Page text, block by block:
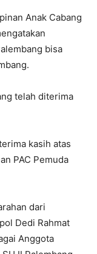
Anak Cabang
bisa
telah diterima
kasih atas
PAC Pemuda
dari
Dedi Rahmat
Anggota